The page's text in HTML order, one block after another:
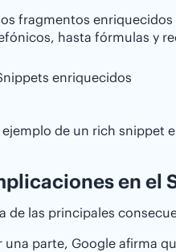
fragmentos
hasta fórmulas y
ejemplo de un rich snippet
en el
de las principales
una parte, Google afirma